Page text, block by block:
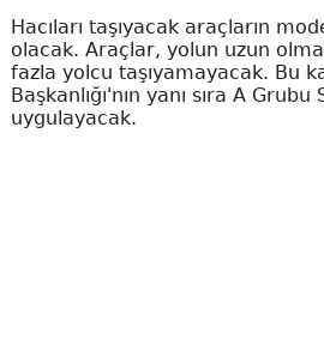
Hacıları taşıyacak araçların
olacak. Araçlar, yolun uzun
fazla yolcu taşıyamayacak. Bu
Başkanlığı'nın yanı sıra A
uygulayacak.